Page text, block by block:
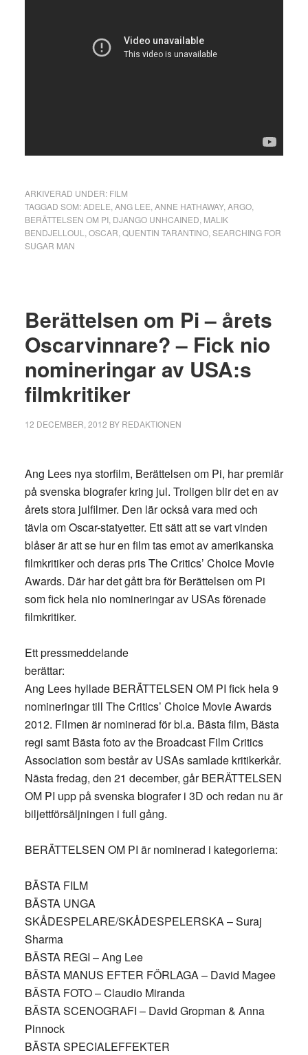
ARKIVERAD UNDER: FILM
TAGGAD SOM:ADELE ANG LEE ANNE HATHAWAY, ARGO,
BERÄTTELSEN OM PI, DJANGO UNHCAINED MALIK
BENDJELLOUL
OSCAR QUENTIN TARANTINO, SEARCHING FOR
SUGAR MAN
Berättelsen om Pi – årets
Oscarvinnare? – Fick nio
nomineringar av USA:s
filmkritiker
12 DECEMBER, 2012 BY REDAKTIONEN
Ang Lees nya storfilm, Berättelsen om Pi, har premiär
på svenska biografer kring jul. Troligen blir det en av
årets stora julfilmer. Den lär också vara med och
tävla om Oscar-statyetter. Ett sätt att se vart vinden
blåser är att se hur en film tas emot av amerikanska
filmkritiker och deras pris The Critics’ Choice Movie
Awards. Där har det gått bra för Berättelsen om Pi
som fick hela nio nomineringar av USAs förenade
filmkritiker.
Ett pressmeddelande
berättar:
Ang Lees hyllade BERÄTTELSEN OM PI fick hela 9
nomineringar till The Critics’ Choice Movie Awards
2012. Filmen är nominerad för bl.a. Bästa film, Bästa
regi samt Bästa foto av the Broadcast Film Critics
Association som består av USAs samlade kritikerkår.
Nästa fredag, den 21 december, går BERÄTTELSEN
OM PI upp på svenska biografer i 3D och redan nu är
biljettförsäljningen i full gång.
BERÄTTELSEN OM PI är nominerad i kategorierna:
BÄSTA FILM
BÄSTA UNGA
SKÅDESPELARE/SKÅDESPELERSKA – Suraj
Sharma
BÄSTA REGI – Ang Lee
BÄSTA MANUS EFTER FÖRLAGA – David Magee
BÄSTA FOTO – Claudio Miranda
BÄSTA SCENOGRAFI – David Gropman & Anna
Pinnock
BÄSTA SPECIALEFFEKTER